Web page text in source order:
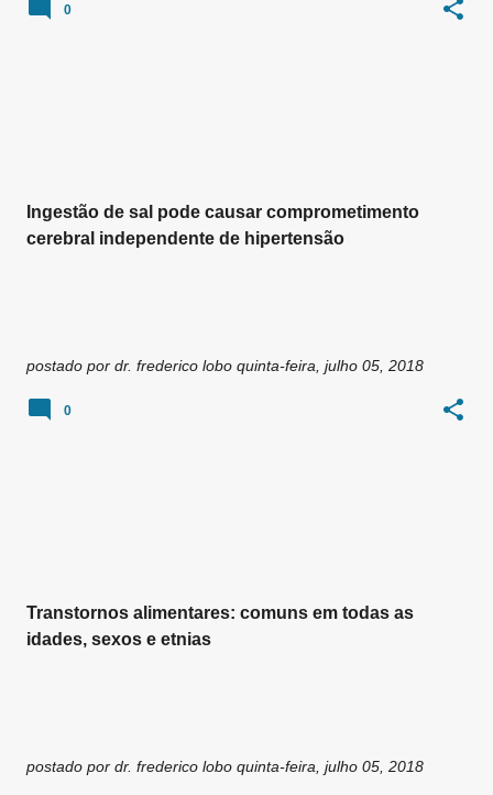
0
Ingestão de sal pode causar comprometimento
cerebral independente de hipertensão
postado por dr. frederico lobo quinta-feira, julho 05, 2018
0
Transtornos alimentares: comuns em todas as
idades, sexos e etnias
postado por dr. frederico lobo quinta-feira, julho 05, 2018